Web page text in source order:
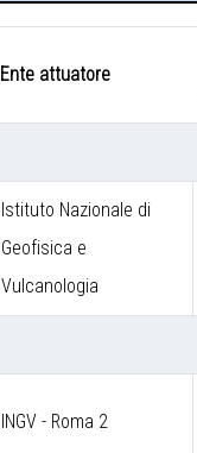
Ente attuatore
Istituto Nazionale di
Geofisica e
Vulcanologia
INGV - Roma 2